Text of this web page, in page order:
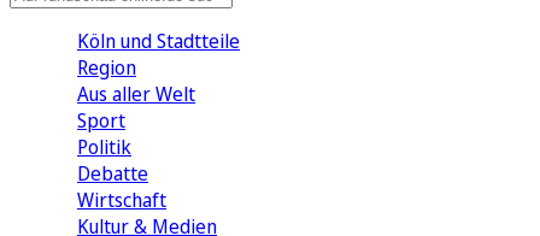
Köln und Stadtteile
Region
Aus aller Welt
Sport
Politik
Debatte
Wirtschaft
Kultur & Medien